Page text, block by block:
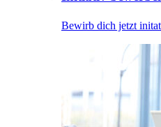
Bewirb dich jetzt